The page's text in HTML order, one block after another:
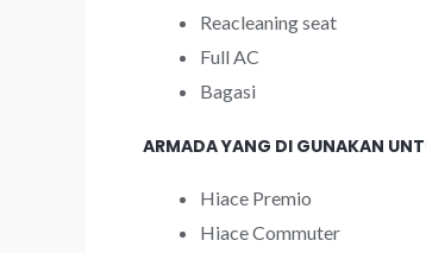
Reacleaning seat
Full AC
Bagasi
ARMADA YANG DI GUNAKAN
Hiace Premio
Hiace Commuter